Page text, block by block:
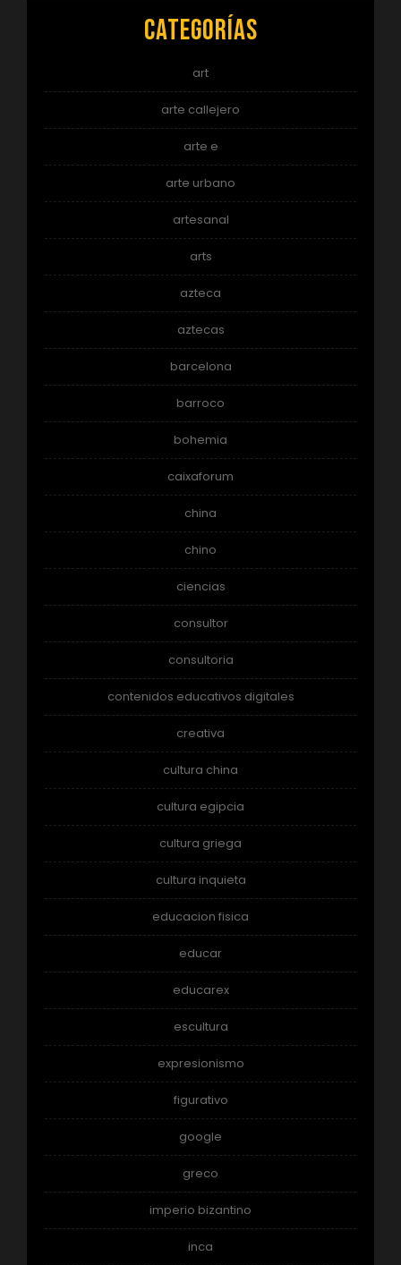
Categorías
art
arte callejero
arte e
arte urbano
artesanal
arts
azteca
aztecas
barcelona
barroco
bohemia
caixaforum
china
chino
ciencias
consultor
consultoria
contenidos educativos digitales
creativa
cultura china
cultura egipcia
cultura griega
cultura inquieta
educacion fisica
educar
educarex
escultura
expresionismo
figurativo
google
greco
imperio bizantino
inca